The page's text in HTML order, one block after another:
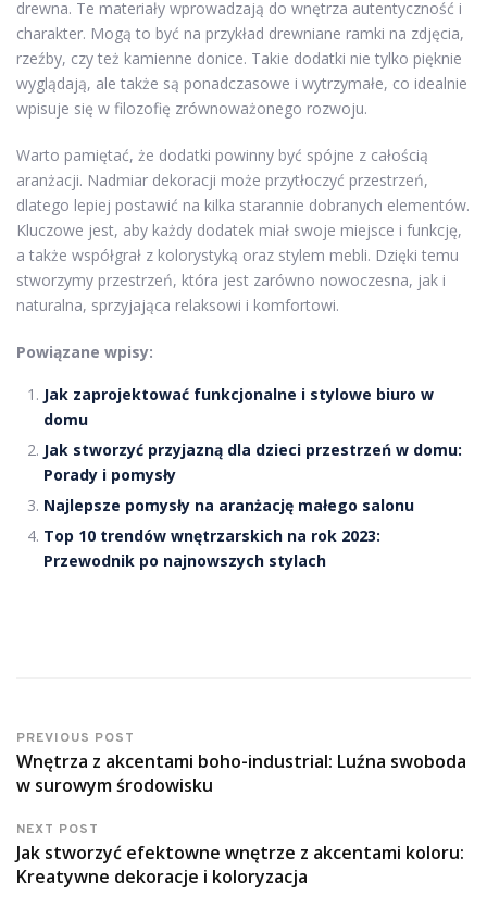
drewna. Te materiały wprowadzają do wnętrza autentyczność i
charakter. Mogą to być na przykład drewniane ramki na zdjęcia,
rzeźby, czy też kamienne donice. Takie dodatki nie tylko pięknie
wyglądają, ale także są ponadczasowe i wytrzymałe, co idealnie
wpisuje się w filozofię zrównoważonego rozwoju.
Warto pamiętać, że dodatki powinny być spójne z całością
aranżacji. Nadmiar dekoracji może przytłoczyć przestrzeń,
dlatego lepiej postawić na kilka starannie dobranych elementów.
Kluczowe jest, aby każdy dodatek miał swoje miejsce i funkcję,
a także współgrał z kolorystyką oraz stylem mebli. Dzięki temu
stworzymy przestrzeń, która jest zarówno nowoczesna, jak i
naturalna, sprzyjająca relaksowi i komfortowi.
Powiązane wpisy:
Jak zaprojektować funkcjonalne i stylowe biuro w
domu
Jak stworzyć przyjazną dla dzieci przestrzeń w domu:
Porady i pomysły
Najlepsze pomysły na aranżację małego salonu
Top 10 trendów wnętrzarskich na rok 2023:
Przewodnik po najnowszych stylach
PREVIOUS POST
Wnętrza z akcentami boho-industrial: Luźna swoboda
w surowym środowisku
NEXT POST
Jak stworzyć efektowne wnętrze z akcentami koloru:
Kreatywne dekoracje i koloryzacja